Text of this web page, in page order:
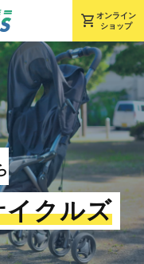
shopping_cart オンライン
ショップ
イクルズ